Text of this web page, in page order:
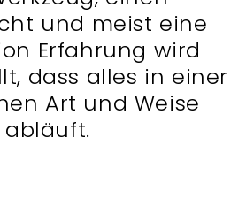
und meist eine
Erfahrung wird
dass alles in einer
Art und Weise
abläuft.